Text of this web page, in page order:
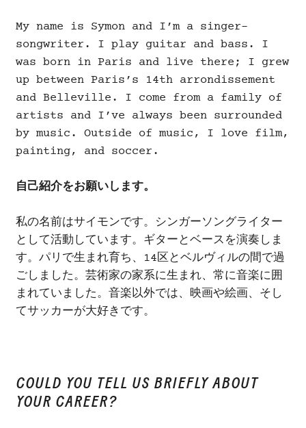
My name is Symon and I’m a singer-
songwriter. I play guitar and bass. I
was born in Paris and live there; I grew
up between Paris’s 14th arrondissement
and Belleville. I come from a family of
artists and I’ve always been surrounded
by music. Outside of music, I love film,
painting, and soccer.
自己紹介をお願いします。
私の名前はサイモンです。シンガーソングライター
として活動しています。ギターとベースを演奏しま
す。パリで生まれ育ち、14区とベルヴィルの間で過
ごしました。芸術家の家系に生まれ、常に音楽に囲
まれていました。音楽以外では、映画や絵画、そし
てサッカーが大好きです。
COULD YOU TELL US BRIEFLY ABOUT
YOUR CAREER?